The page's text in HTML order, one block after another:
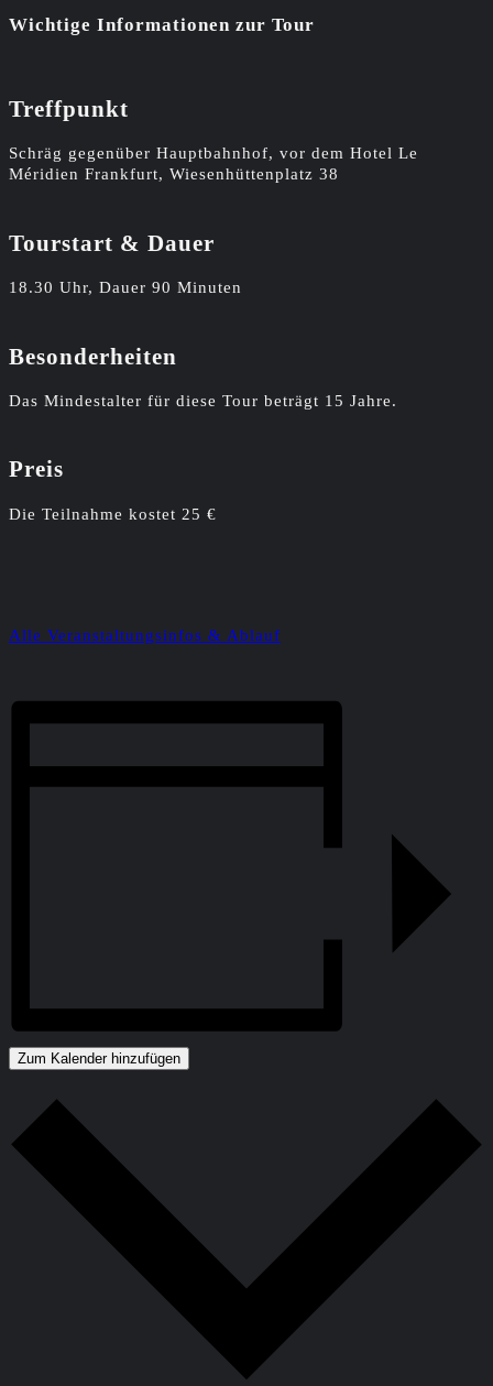
Wichtige Informationen zur Tour
Treffpunkt
Schräg gegenüber Hauptbahnhof, vor dem Hotel Le
Méridien Frankfurt, Wiesenhüttenplatz 38
Tourstart & Dauer
18.30 Uhr, Dauer 90 Minuten
Besonderheiten
Das Mindestalter für diese Tour beträgt 15 Jahre.
Preis
Die Teilnahme kostet 25 €
Alle Veranstaltungsinfos & Ablauf
Zum Kalender hinzufügen